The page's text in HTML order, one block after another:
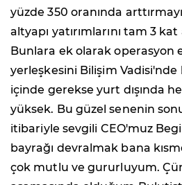
yüzde 350 oranında
altyapı yatırımlarını tam 3
Bunlara ek olarak operasyon
yerleşkesini Bilişim
içinde gerekse yurt dışında
yüksek. Bu güzel senenin
itibariyle sevgili CEO'muz
bayrağı devralmak bana
çok mutlu ve gururluyum.